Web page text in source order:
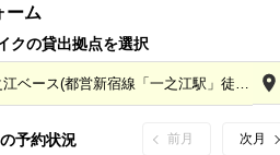
ーム
クの貸出拠点を選択
予約状況 前月 次月